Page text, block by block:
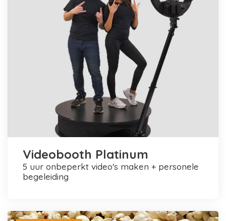
Videobooth Platinum
5 uur onbeperkt video's maken + personele
begeleiding